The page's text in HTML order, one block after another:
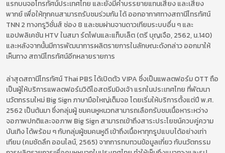
แรกบนจอโทรทัศน์ประเทศไทย และยังมีคำบรรยายแทนเสียง และเสียง
พากย์ เพื่อให้ทุกคนสามารถรับชมร่วมกัน ได้ ออกอากาศทางสถานีโทรทัศน์
TNN 2 ทางทรูวิชั่นส์ ช่อง 8 และชมผ่านจานดาวเทียมระบบอื่น ๆ และ
แอปพลิเคชัน HTV ในสมา ร์ตโฟนและแท็บเล็ต (ตรี บุญเจือ, 2562, น.140)
และหลังจากนั้นมีการพัฒนาการผลิตรายการในลักษณะดังกล่าว ออกมาให้
เห็นทาง สถานีโทรทัศน์อีกหลายรายการ
ล่าสุดสถานีโทรทัศน์ Thai PBS ได้เปิดตัว VIPA ซึ่งเป็นแพลตฟอร์ม OTT ถือ
เป็นผู้ให้บริการแพลตฟอร์มวิดีโอสตรีมมิงเจ้า แรกในประเทศไทย ที่พัฒนา
นวัตกรรมใหม่ Big Sign ภาษามือใหญ่เต็มจอ โดยเริ่มให้บริการตั้งแต่ปี พ.ศ.
2562 เป็นต้นมา ซึ่งกลุ่มผู้ ชมคนหูหนวกสามารถเลือกรับชมเนื้อหาระหว่าง
จอภาพปกติและจอภาพ Big Sign สามารถเข้าถึงสาระประโยชน์ควบคู่ความ
บันเทิง ได้พร้อม ๆ กับกลุ่มผู้ชมคนหูดี เข้าถึงเนื้อหาทุกรูปแบบได้อย่างเท่า
เทียม (คมชัดลึก ออนไลน์, 2565) จากการทบทวนข้อมูลเกี่ยว กับนวัตกรรม